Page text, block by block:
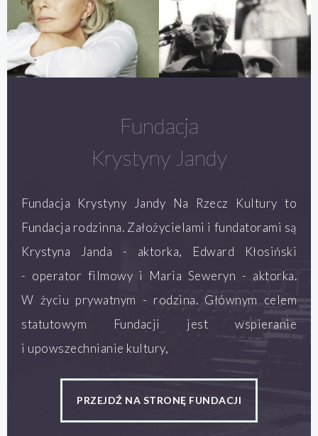
Fundacja
Krystyny Jandy
Fundacja Krystyny Jandy Na Rzecz Kultury to
Fundacja rodzinna. Założycielami i fundatorami są
Krystyna Janda - aktorka, Edward Kłosiński
- operator filmowy i Maria Seweryn - aktorka.
W życiu prywatnym - rodzina. Głównym celem
statutowym Fundacji jest wspieranie
i upowszechnianie kultury,
PRZEJDŹ NA STRONĘ FUNDACJI